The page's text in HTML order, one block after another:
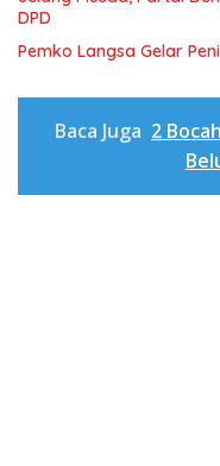
DPD
Pemko Langsa Gelar
Baca Juga 2